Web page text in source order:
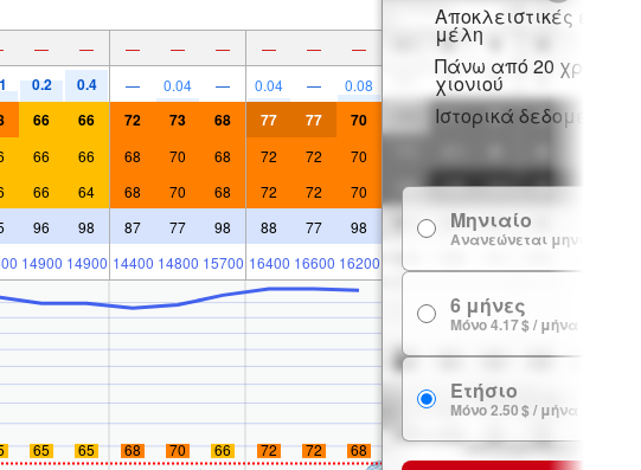
— — — — — — — —
0.2 0.4 — 0.04 — 0.04 — 0.08
66 66 72 73 68 77 77 70
66 66 68 70 68 72 72 70
66 64 68 70 68 72 72 70
96 98 87 77 98 88 77 98
14900 14900 14400 14800 15700 16400 16600 16200
65 65 68 70 66 72 72
68
Αποκλειστικές
μέλη
Πάνω από 20 χρόνια
χιονιού
Ιστορικά δεδομένα
Μηνιαίο
Ανανεώνεται μηνιαία
6 μήνες
Μόνο 4.17 $ / μήνα
Ετήσιο
Μόνο 2.50 $ / μήνα